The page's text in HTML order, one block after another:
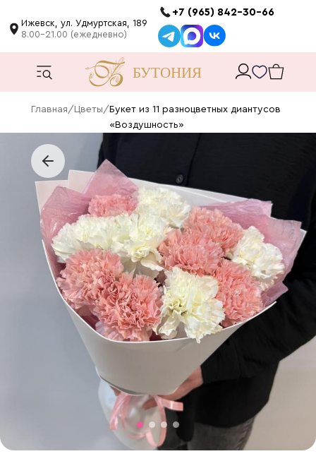
Ижевск, ул. Удмуртская, 189
8.00-21.00 (ежедневно)
+7 (965) 842-30-66
Главная/ Цветы/ Букет из 11 разноцветных диантусов
«Воздушность»